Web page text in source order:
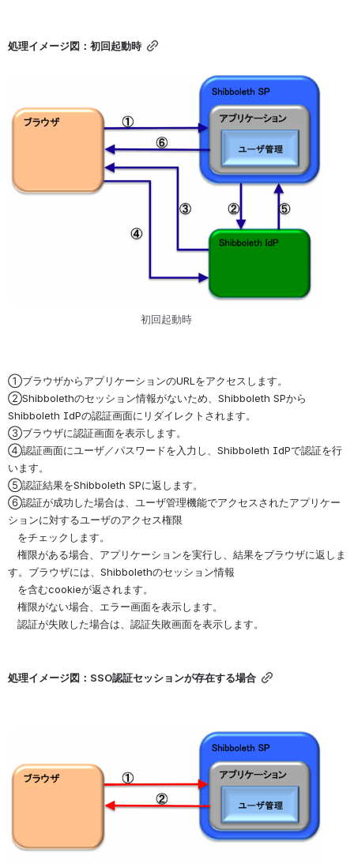
処理イメージ図：初回起動時
初回起動時
①ブラウザからアプリケーションのURLをアクセスします。
②Shibbolethのセッション情報がないため、Shibboleth SPから
Shibboleth IdPの認証画面にリダイレクトされます。
③ブラウザに認証画面を表示します。
④認証画面にユーザ／パスワードを入力し、Shibboleth IdPで認証を行
います。
⑤認証結果をShibboleth SPに返します。
⑥認証が成功した場合は、ユーザ管理機能でアクセスされたアプリケー
ションに対するユーザのアクセス権限
をチェックします。
権限がある場合、アプリケーションを実行し、結果をブラウザに返しま
す。ブラウザには、Shibbolethのセッション情報
を含むcookieが返されます。
権限がない場合、エラー画面を表示します。
認証が失敗した場合は、認証失敗画面を表示します。
処理イメージ図：SSO認証セッションが存在する場合